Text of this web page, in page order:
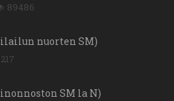
89486
nuorten SM)
SM la N)